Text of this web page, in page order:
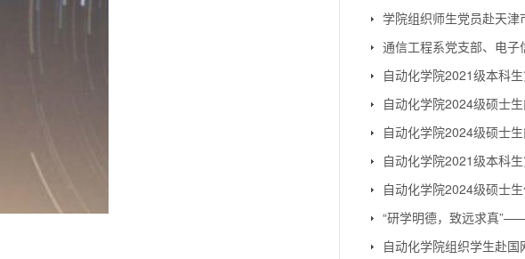
学院组织师生党员赴天
通信工程系党支部、电
自动化学院2021级本科
自动化学院2024级硕士
自动化学院2024级硕士
自动化学院2021级本科
自动化学院2024级硕士
“研学明德，致远求真
自动化学院组织学生赴